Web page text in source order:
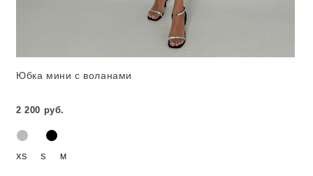
Юбка мини с воланами
2 200 руб.
XS S M